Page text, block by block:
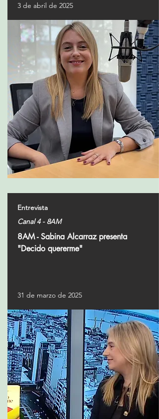
3 de abril de 2025
Entrevista
Canal 4 - 8AM
8AM - Sabina Alcarraz presenta
"Decido quererme"
31 de marzo de 2025